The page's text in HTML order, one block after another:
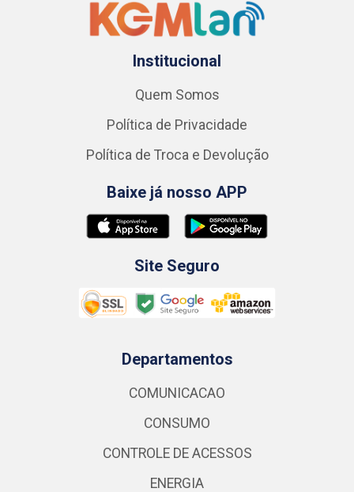
Institucional
Quem Somos
Política de Privacidade
Política de Troca e Devolução
Baixe já nosso APP
Site Seguro
Departamentos
COMUNICACAO
CONSUMO
CONTROLE DE ACESSOS
ENERGIA